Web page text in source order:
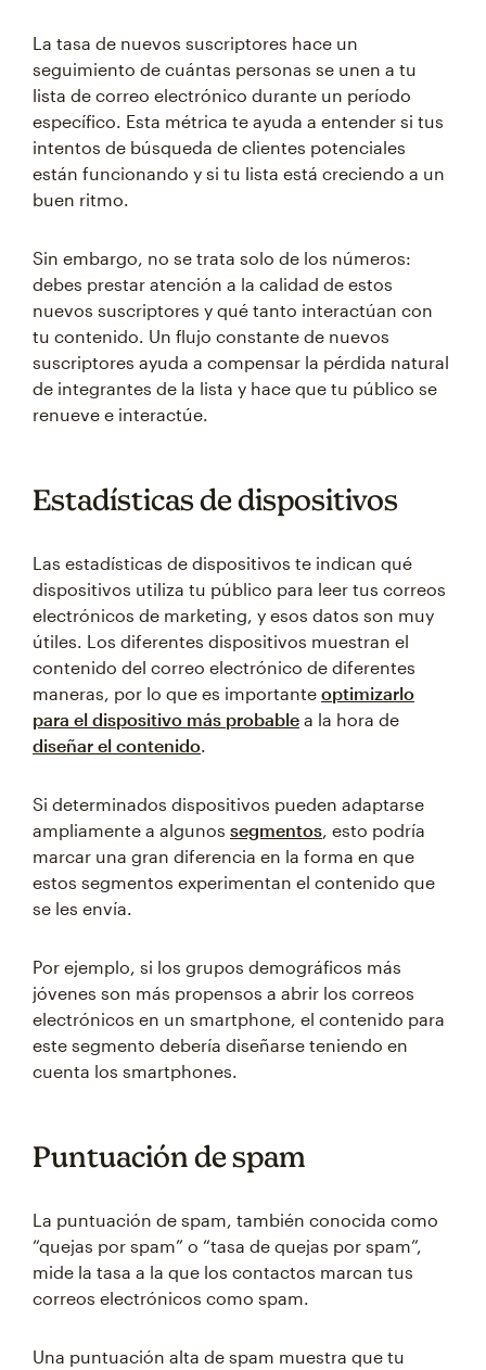
La tasa de nuevos suscriptores hace un
seguimiento de cuántas personas se unen a tu
lista de correo electrónico durante un período
específico. Esta métrica te ayuda a entender si tus
intentos de búsqueda de clientes potenciales
están funcionando y si tu lista está creciendo a un
buen ritmo.
Sin embargo, no se trata solo de los números:
debes prestar atención a la calidad de estos
nuevos suscriptores y qué tanto interactúan con
tu contenido. Un flujo constante de nuevos
suscriptores ayuda a compensar la pérdida natural
de integrantes de la lista y hace que tu público se
renueve e interactúe.
Estadísticas de dispositivos
Las estadísticas de dispositivos te indican qué
dispositivos utiliza tu público para leer tus correos
electrónicos de marketing, y esos datos son muy
útiles. Los diferentes dispositivos muestran el
contenido del correo electrónico de diferentes
maneras, por lo que es importante optimizarlo
para el dispositivo más probable a la hora de
diseñar el contenido.
Si determinados dispositivos pueden adaptarse
ampliamente a algunos segmentos, esto podría
marcar una gran diferencia en la forma en que
estos segmentos experimentan el contenido que
se les envía.
Por ejemplo, si los grupos demográficos más
jóvenes son más propensos a abrir los correos
electrónicos en un smartphone, el contenido para
este segmento debería diseñarse teniendo en
cuenta los smartphones.
Puntuación de spam
La puntuación de spam, también conocida como
“quejas por spam” o “tasa de quejas por spam”,
mide la tasa a la que los contactos marcan tus
correos electrónicos como spam.
Una puntuación alta de spam muestra que tu